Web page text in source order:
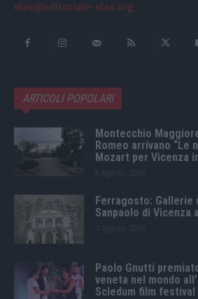
elas@editoriale-elas.org
ARTICOLI POPOLARI
Montecchio
Romeo arrivano “Le
Mozart per Vicenza
Ferragosto: Gallerie
Sanpaolo di Vicenza
Paolo Gnutti
veneta nel mondo
Scledum film festival